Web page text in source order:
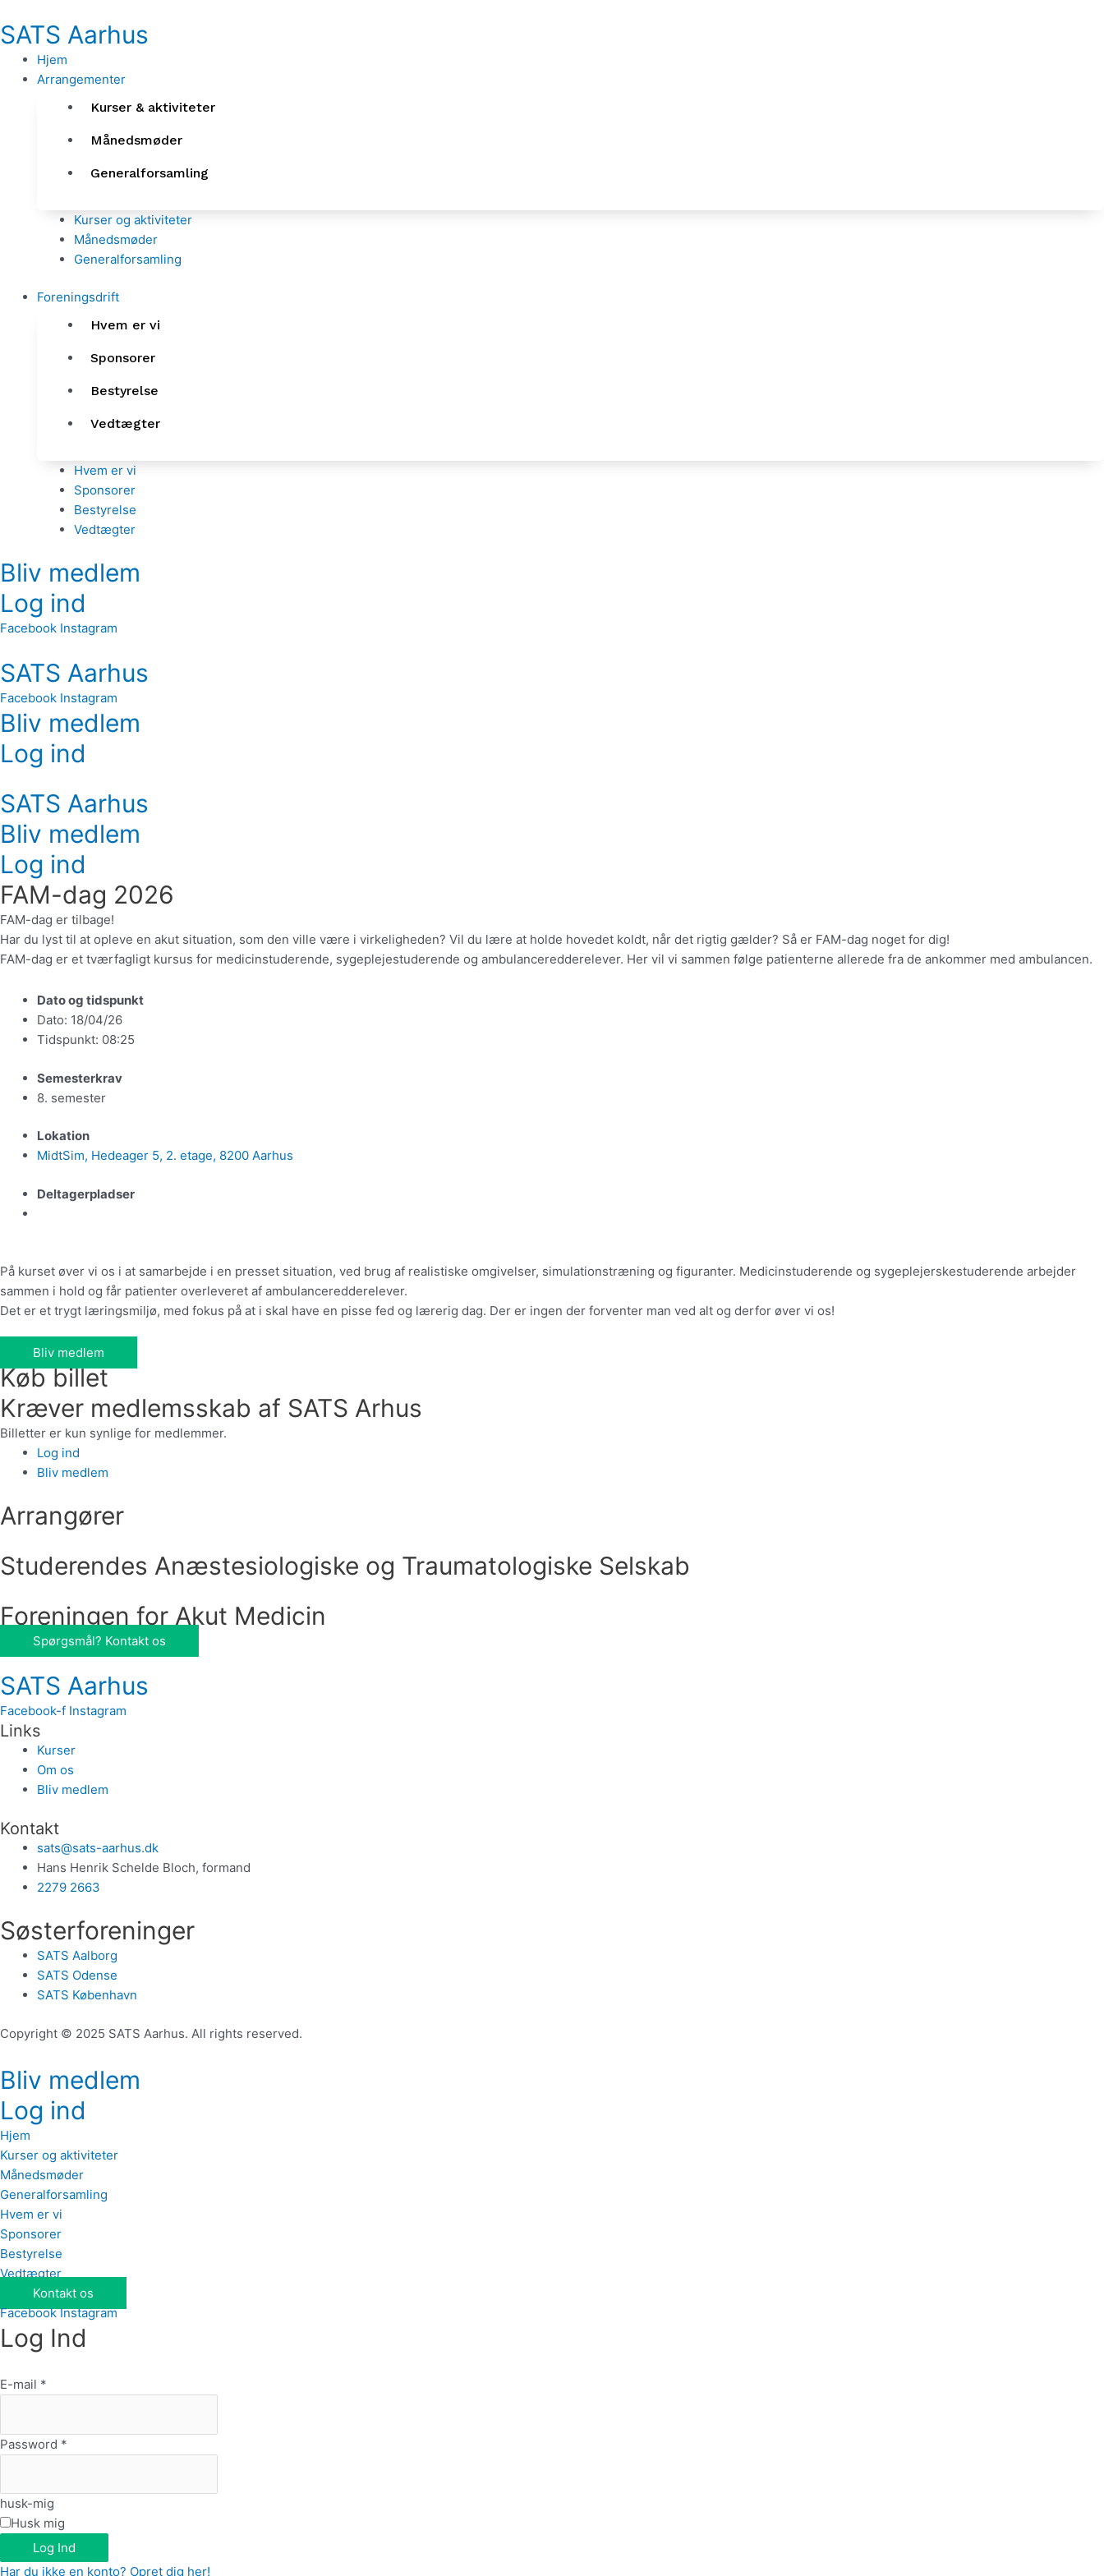
til
indholdet
SATS Aarhus
Hjem
Arrangementer
Kurser & aktiviteter
Månedsmøder
Generalforsamling
Kurser og aktiviteter
Månedsmøder
Generalforsamling
Foreningsdrift
Hvem er vi
Sponsorer
Bestyrelse
Vedtægter
Hvem er vi
Sponsorer
Bestyrelse
Vedtægter
Bliv medlem
Log ind
Facebook Instagram
SATS Aarhus
Facebook Instagram
Bliv medlem
Log ind
SATS Aarhus
Bliv medlem
Log ind
FAM-dag 2026
FAM-dag er tilbage!
Har du lyst til at opleve en akut situation, som den ville være i virkeligheden? Vil du lære at holde hovedet koldt, når det rigtig gælder? Så er FAM-dag noget for dig!
FAM-dag er et tværfagligt kursus for medicinstuderende, sygeplejestuderende og ambulanceredderelever. Her vil vi sammen følge patienterne allerede fra de ankommer med ambulancen.
Dato og tidspunkt
Dato: 18/04/26
Tidspunkt: 08:25
Semesterkrav
8. semester
Lokation
MidtSim, Hedeager 5, 2. etage, 8200 Aarhus
Deltagerpladser
På kurset øver vi os i at samarbejde i en presset situation, ved brug af realistiske omgivelser, simulationstræning og figuranter. Medicinstuderende og sygeplejerskestuderende arbejder
sammen i hold og får patienter overleveret af ambulanceredderelever.
Det er et trygt læringsmiljø, med fokus på at i skal have en pisse fed og lærerig dag. Der er ingen der forventer man ved alt og derfor øver vi os!
Bliv medlem
Køb billet
Kræver medlemsskab af SATS Arhus
Billetter er kun synlige for medlemmer.
Log ind
Bliv medlem
Arrangører
Studerendes Anæstesiologiske og Traumatologiske Selskab
Foreningen for Akut Medicin
Spørgsmål? Kontakt os
SATS Aarhus
Facebook-f Instagram
Links
Kurser
Om os
Bliv medlem
Kontakt
sats@sats-aarhus.dk
Hans Henrik Schelde Bloch, formand
2279 2663
Søsterforeninger
SATS Aalborg
SATS Odense
SATS København
Copyright © 2025 SATS Aarhus. All rights reserved.
Bliv medlem
Log ind
Hjem
Kurser og aktiviteter
Månedsmøder
Generalforsamling
Hvem er vi
Sponsorer
Bestyrelse
Vedtægter
Kontakt os
Facebook Instagram
Log Ind
E-mail *
Password *
husk-mig
Husk mig
Log Ind
Har du ikke en konto? Opret dig her!